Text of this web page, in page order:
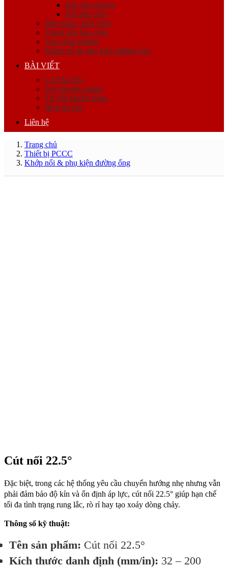
Đèn báo phòng
Nút báo cháy
Đầu phun chữa cháy
Trung tâm báo cháy
Van công nghiệp
Khớp nối & phụ kiện đường ống
BÀI VIẾT
CATALOG
Tin chuyên ngành
Tư vấn khách hàng
Blog tin tức
Liên hệ
Trang chủ
Thiết bị PCCC
Khớp nối & phụ kiện đường ống
Cút nối 22.5°
Đặc biệt, trong các hệ thống yêu cầu chuyển hướng nhẹ nhưng vẫn
phải đảm bảo độ kín và ổn định áp lực, cút nối 22.5° giúp hạn chế
tối đa tình trạng rung lắc, rò rỉ hay tạo xoáy dòng chảy.
Thông số kỹ thuật:
Tên sản phẩm: Cút nối 22.5°
Kích thước danh định (mm/in): 32 – 200